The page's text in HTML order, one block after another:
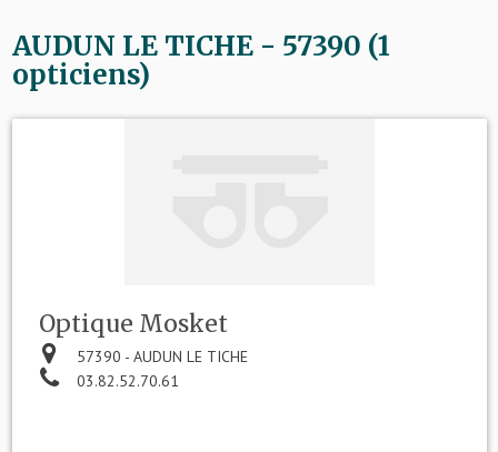
AUDUN LE TICHE - 57390 (1
opticiens)
Optique Mosket
57390 - AUDUN LE TICHE
03.82.52.70.61